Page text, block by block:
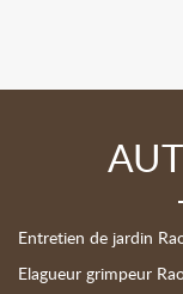
Entretien de jardin
Elagueur grimpeur